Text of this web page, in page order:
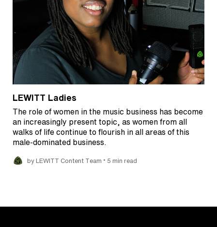
LEWITT Ladies
The role of women in the music business has become
an increasingly present topic, as women from all
walks of life continue to flourish in all areas of this
male-dominated business.
by LEWITT Content Team • 5 min read